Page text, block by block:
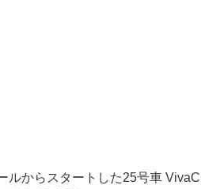
ルからスタートした25号車 VivaC